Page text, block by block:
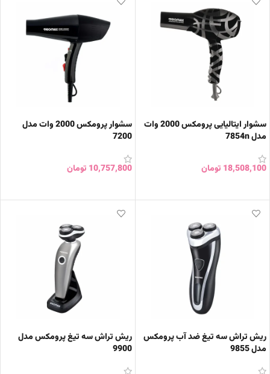
سشوار ایتالیایی پرومکس 2000 وات
مدل 7854n
18,508,100 تومان
سشوار پرومکس 2000 وات مدل
7200
10,757,800 تومان
ریش تراش سه تیغ ضد آب پرومکس
مدل 9855
ریش تراش سه تیغ پرومکس مدل
9900